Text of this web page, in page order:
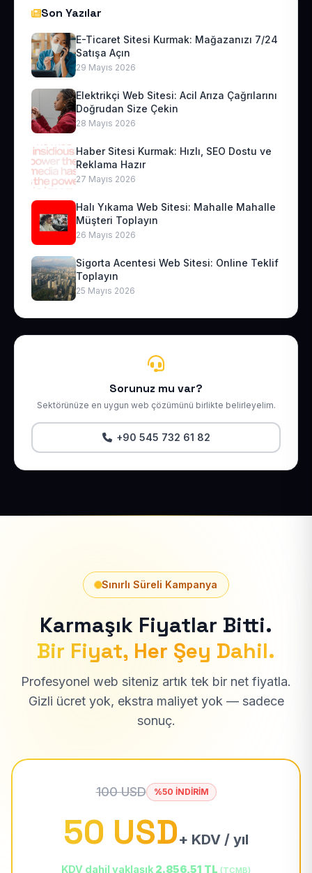
Son Yazılar
E-Ticaret Sitesi Kurmak: Mağazanızı 7/24
Satışa Açın
29 Mayıs 2026
Elektrikçi Web Sitesi: Acil Arıza Çağrılarını
Doğrudan Size Çekin
28 Mayıs 2026
Haber Sitesi Kurmak: Hızlı, SEO Dostu ve
Reklama Hazır
27 Mayıs 2026
Halı Yıkama Web Sitesi: Mahalle Mahalle
Müşteri Toplayın
26 Mayıs 2026
Sigorta Acentesi Web Sitesi: Online Teklif
Toplayın
25 Mayıs 2026
Sorunuz mu var?
Sektörünüze en uygun web çözümünü birlikte belirleyelim.
+90 545 732 61 82
Sınırlı Süreli Kampanya
Karmaşık Fiyatlar Bitti.
Bir Fiyat, Her Şey Dahil.
Profesyonel web siteniz artık tek bir net fiyatla.
Gizli ücret yok, ekstra maliyet yok — sadece
sonuç.
100 USD %50 İNDİRİM
50 USD+ KDV / yıl
KDV dahil yaklaşık 2.856,51 TL (TCMB)